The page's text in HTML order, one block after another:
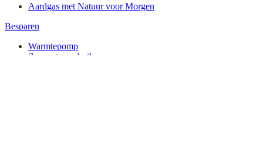
Aardgas met Natuur voor Morgen
Besparen
Warmtepomp
Zonnestroomboiler